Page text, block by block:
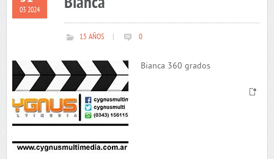
03 2024
15 AÑOS 0
Bianca 360 grados